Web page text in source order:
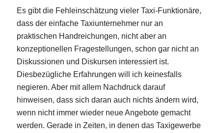
Es gibt die Fehleinschätzung vieler Taxi-Funktionäre,
dass der einfache Taxiunternehmer nur an
praktischen Handreichungen, nicht aber an
konzeptionellen Fragestellungen, schon gar nicht an
Diskussionen und Diskursen interessiert ist.
Diesbezügliche Erfahrungen will ich keinesfalls
negieren. Aber mit allem Nachdruck darauf
hinweisen, dass sich daran auch nichts ändern wird,
wenn nicht immer wieder neue Angebote gemacht
werden. Gerade in Zeiten, in denen das Taxigewerbe